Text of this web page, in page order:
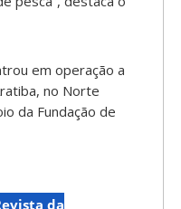
em operação a
no Norte
da Fundação de
da